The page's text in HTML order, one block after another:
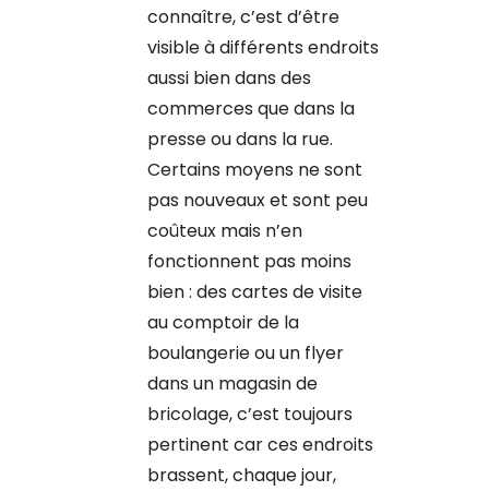
connaître, c’est d’être
visible à différents endroits
aussi bien dans des
commerces que dans la
presse ou dans la rue.
Certains moyens ne sont
pas nouveaux et sont peu
coûteux mais n’en
fonctionnent pas moins
bien : des cartes de visite
au comptoir de la
boulangerie ou un flyer
dans un magasin de
bricolage, c’est toujours
pertinent car ces endroits
brassent, chaque jour,